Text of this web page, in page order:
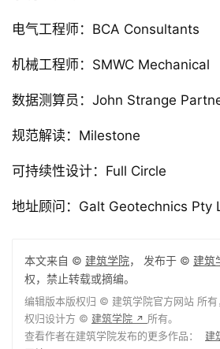
设计团队：Finn Pedersen,
Hook, Joel Fuller, Leo
Mary McAree, Craig Nener,
Thomas Forbes
建筑面积：1450.0 m2
项目年份：2018
摄影师：Peter Bennetts
厂家：Lysaght
施工方：Firm Construction
结构工程师：Pritchard Francis